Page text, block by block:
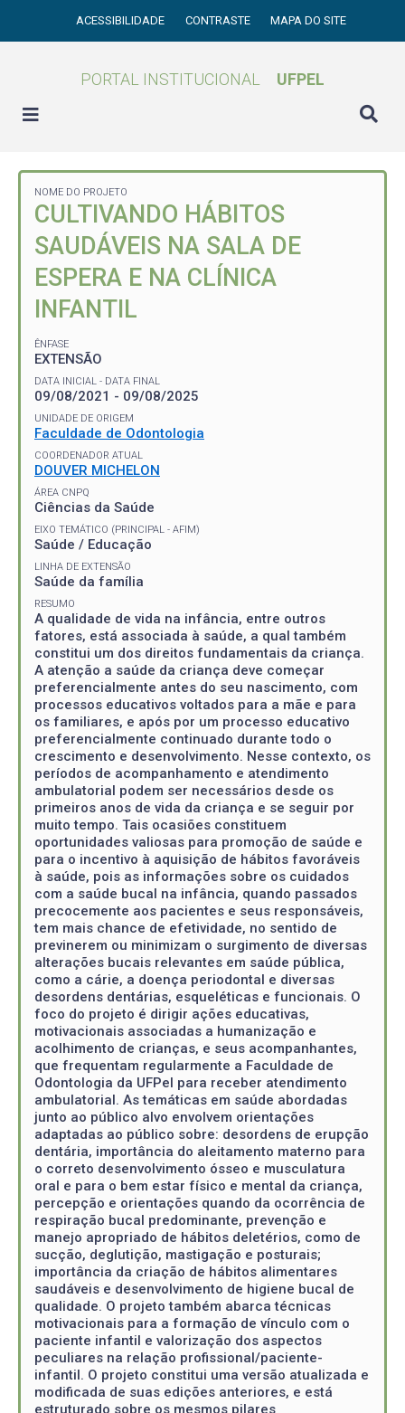
ACESSIBILIDADE CONTRASTE MAPA DO SITE
PORTAL INSTITUCIONAL UFPEL
NOME DO PROJETO
CULTIVANDO HÁBITOS
SAUDÁVEIS NA SALA DE
ESPERA E NA CLÍNICA
INFANTIL
ÊNFASE
EXTENSÃO
DATA INICIAL - DATA FINAL
09/08/2021 - 09/08/2025
UNIDADE DE ORIGEM
Faculdade de Odontologia
COORDENADOR ATUAL
DOUVER MICHELON
ÁREA CNPQ
Ciências da Saúde
EIXO TEMÁTICO (PRINCIPAL - AFIM)
Saúde / Educação
LINHA DE EXTENSÃO
Saúde da família
RESUMO
A qualidade de vida na infância, entre outros
fatores, está associada à saúde, a qual também
constitui um dos direitos fundamentais da criança.
A atenção a saúde da criança deve começar
preferencialmente antes do seu nascimento, com
processos educativos voltados para a mãe e para
os familiares, e após por um processo educativo
preferencialmente continuado durante todo o
crescimento e desenvolvimento. Nesse contexto, os
períodos de acompanhamento e atendimento
ambulatorial podem ser necessários desde os
primeiros anos de vida da criança e se seguir por
muito tempo. Tais ocasiões constituem
oportunidades valiosas para promoção de saúde e
para o incentivo à aquisição de hábitos favoráveis
à saúde, pois as informações sobre os cuidados
com a saúde bucal na infância, quando passados
precocemente aos pacientes e seus responsáveis,
tem mais chance de efetividade, no sentido de
previnerem ou minimizam o surgimento de diversas
alterações bucais relevantes em saúde pública,
como a cárie, a doença periodontal e diversas
desordens dentárias, esqueléticas e funcionais. O
foco do projeto é dirigir ações educativas,
motivacionais associadas a humanização e
acolhimento de crianças, e seus acompanhantes,
que frequentam regularmente a Faculdade de
Odontologia da UFPel para receber atendimento
ambulatorial. As temáticas em saúde abordadas
junto ao público alvo envolvem orientações
adaptadas ao público sobre: desordens de erupção
dentária, importância do aleitamento materno para
o correto desenvolvimento ósseo e musculatura
oral e para o bem estar físico e mental da criança,
percepção e orientações quando da ocorrência de
respiração bucal predominante, prevenção e
manejo apropriado de hábitos deletérios, como de
sucção, deglutição, mastigação e posturais;
importância da criação de hábitos alimentares
saudáveis e desenvolvimento de higiene bucal de
qualidade. O projeto também abarca técnicas
motivacionais para a formação de vínculo com o
paciente infantil e valorização dos aspectos
peculiares na relação profissional/paciente-
infantil. O projeto constitui uma versão atualizada e
modificada de suas edições anteriores, e está
estruturado sobre os mesmos pilares